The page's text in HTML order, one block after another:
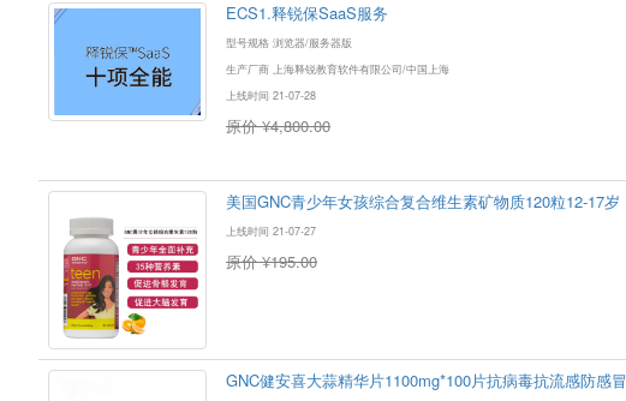
ECS1.释锐保SaaS服务
型号规格 浏览器/服务器版
生产厂商 上海释锐教育软件有限公司/中国上海
上线时间 21-07-28
原价 ¥4,800.00
美国GNC青少年女孩综合复合维生素矿物质120粒12-17岁
上线时间 21-07-27
原价 ¥195.00
GNC健安喜大蒜精华片1100mg*100片抗病毒抗流感防感冒